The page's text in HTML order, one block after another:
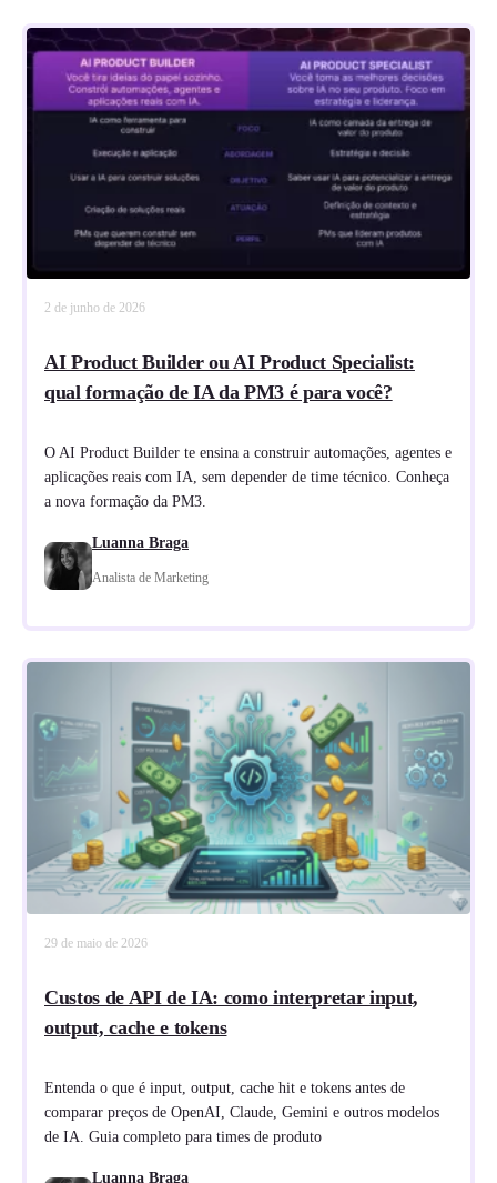
2 de junho de 2026
AI Product Builder ou AI Product Specialist:
qual formação de IA da PM3 é para você?
O AI Product Builder te ensina a construir automações, agentes e
aplicações reais com IA, sem depender de time técnico. Conheça
a nova formação da PM3.
Luanna Braga
Analista de Marketing
29 de maio de 2026
Custos de API de IA: como interpretar input,
output, cache e tokens
Entenda o que é input, output, cache hit e tokens antes de
comparar preços de OpenAI, Claude, Gemini e outros modelos
de IA. Guia completo para times de produto
Luanna Braga